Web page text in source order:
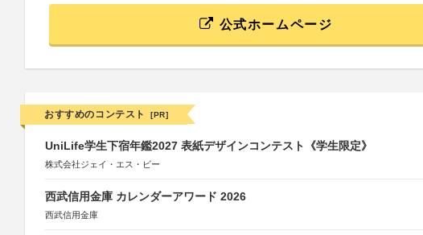
公式ホームページ
おすすめのコンテスト [PR]
UniLife学生下宿年鑑2027 表紙デザインコンテスト《学生限定》
株式会社ジェイ・エス・ビー
西武信用金庫 カレンダーアワード 2026
西武信用金庫